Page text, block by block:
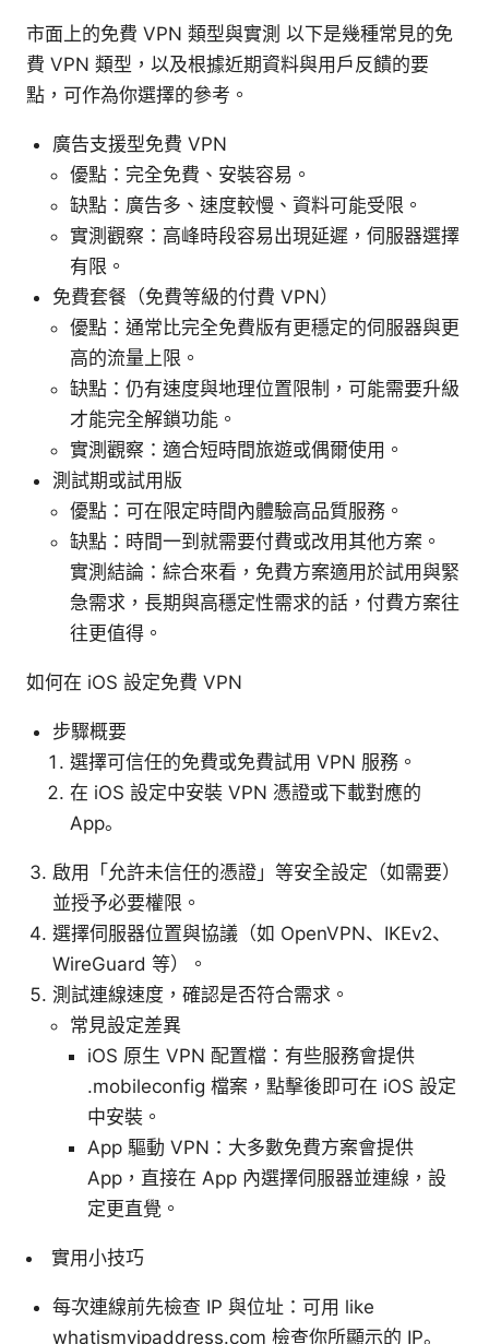
市面上的免費 VPN 類型與實測 以下是幾種常見的免
費 VPN 類型，以及根據近期資料與用戶反饋的要
點，可作為你選擇的參考。
廣告支援型免費 VPN
優點：完全免費、安裝容易。
缺點：廣告多、速度較慢、資料可能受限。
實測觀察：高峰時段容易出現延遲，伺服器選擇
有限。
免費套餐（免費等級的付費 VPN）
優點：通常比完全免費版有更穩定的伺服器與更
高的流量上限。
缺點：仍有速度與地理位置限制，可能需要升級
才能完全解鎖功能。
實測觀察：適合短時間旅遊或偶爾使用。
測試期或試用版
優點：可在限定時間內體驗高品質服務。
缺點：時間一到就需要付費或改用其他方案。
實測結論：綜合來看，免費方案適用於試用與緊
急需求，長期與高穩定性需求的話，付費方案往
往更值得。
如何在 iOS 設定免費 VPN
步驟概要
選擇可信任的免費或免費試用 VPN 服務。
在 iOS 設定中安裝 VPN 憑證或下載對應的
App。
啟用「允許未信任的憑證」等安全設定（如需要）
並授予必要權限。
選擇伺服器位置與協議（如 OpenVPN、IKEv2、
WireGuard 等）。
測試連線速度，確認是否符合需求。
常見設定差異
iOS 原生 VPN 配置檔：有些服務會提供
.mobileconfig 檔案，點擊後即可在 iOS 設定
中安裝。
App 驅動 VPN：大多數免費方案會提供
App，直接在 App 內選擇伺服器並連線，設
定更直覺。
實用小技巧
每次連線前先檢查 IP 與位址：可用 like
whatismyipaddress.com 檢查你所顯示的 IP。